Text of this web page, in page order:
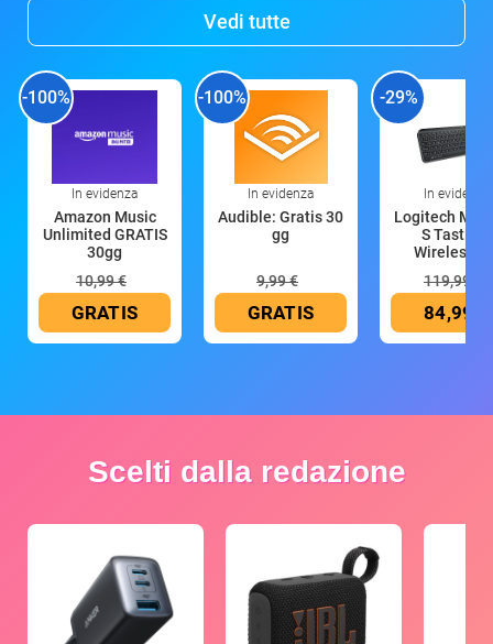
Vedi tutte
-100%
In evidenza
Amazon Music
Unlimited GRATIS
30gg
10,99 €
GRATIS
-100%
In evidenza
Audible: Gratis 30
gg
9,99 €
GRATIS
-29%
In evidenza
Logitech MX
S Tastiera
Wireless
119,99 €
84,99 €
Scelti dalla redazione